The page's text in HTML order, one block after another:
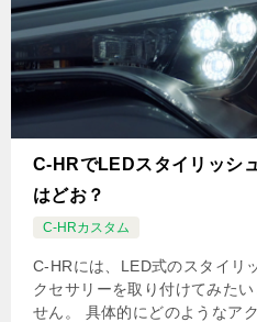
C-HRでLEDスタイリッシ
はどお？
C-HRカスタム
C-HRには、LED式のスタイリ
クセサリーを取り付けてみた
せん。 具体的にどのようなア